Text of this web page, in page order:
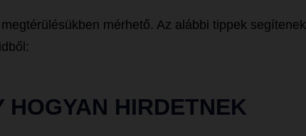
mérhető. Az alábbi tippek segítenek
HIRDETNEK